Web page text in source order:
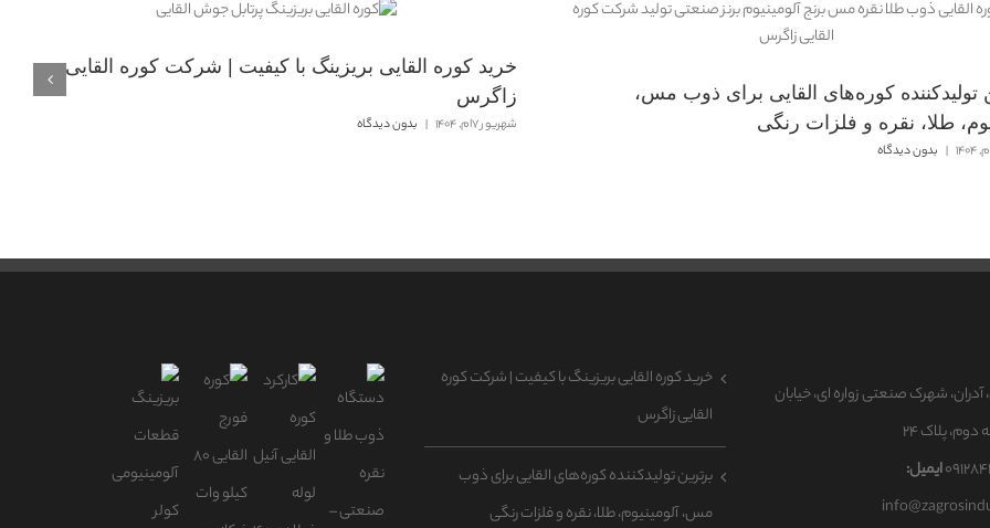
خرید کوره القایی بریزینگ با کیفیت | شرکت کوره القایی
زاگرس
شهریور 7ام, 1404 | بدون دیدگاه
تولیدکننده کوره‌های القایی برای ذوب مس،
طلا، نقره و فلزات رنگی
| بدون دیدگاه
آدران، شهرک صنعتی زواره ای، خیابان
پلاک ۲۴
ایمیل:
خرید کوره القایی بریزینگ با کیفیت | شرکت کوره
القایی زاگرس
برترین تولیدکننده کوره‌های القایی برای ذوب
مس، آلومینیوم، طلا، نقره و فلزات رنگی